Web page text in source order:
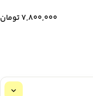
۷,۸۰۰,۰۰۰ تومان